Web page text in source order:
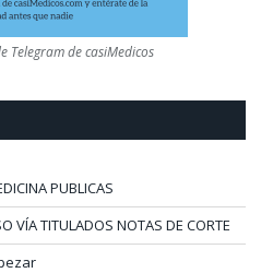
Telegram de casiMedicos
PUBLICAS
VÍA TITULADOS NOTAS DE CORTE